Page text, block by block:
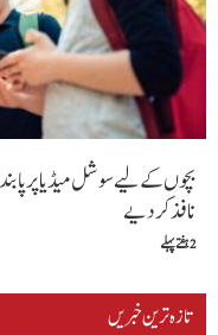
بچوں کے لیے سوشل میڈیا پر
نافذ کر دیے
2 ہفتے پہلے
تازہ ترین خبریں